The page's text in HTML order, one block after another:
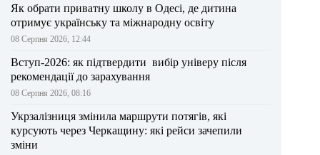
Як обрати приватну школу в Одесі, де дитина
отримує українську та міжнародну освіту
08 Серпня 2026, 12:44
Вступ-2026: як підтвердити вибір універу після
рекомендації до зарахування
08 Серпня 2026, 08:16
Укрзалізниця змінила маршрути потягів, які
курсують через Черкащину: які рейси зачепили
зміни